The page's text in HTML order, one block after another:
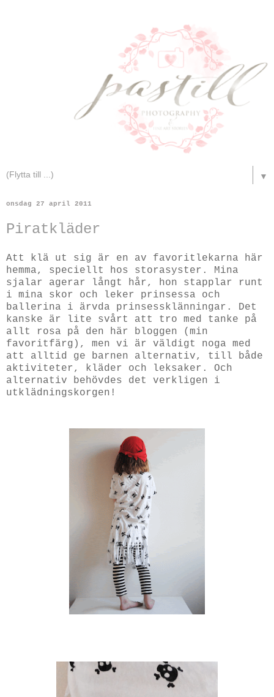
▼
onsdag 27 april 2011
Piratkläder
Att klä ut sig är en av favoritlekarna här
hemma, speciellt hos storasyster. Mina
sjalar agerar långt hår, hon stapplar runt
i mina skor och leker prinsessa och
ballerina i ärvda prinsessklänningar. Det
kanske är lite svårt att tro med tanke på
allt rosa på den här bloggen (min
favoritfärg), men vi är väldigt noga med
att alltid ge barnen alternativ, till både
aktiviteter, kläder och leksaker. Och
alternativ behövdes det verkligen i
utklädningskorgen!